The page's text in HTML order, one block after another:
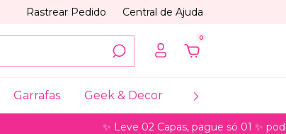
Rastrear Pedido Central de Ajuda
0
Garrafas Geek & Decor Coleções
✨ Leve 02 Capas, pague só 01 ✨ pode ser